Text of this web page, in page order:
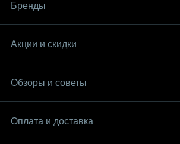
Бренды
Акции и скидки
Обзоры и советы
Оплата и доставка